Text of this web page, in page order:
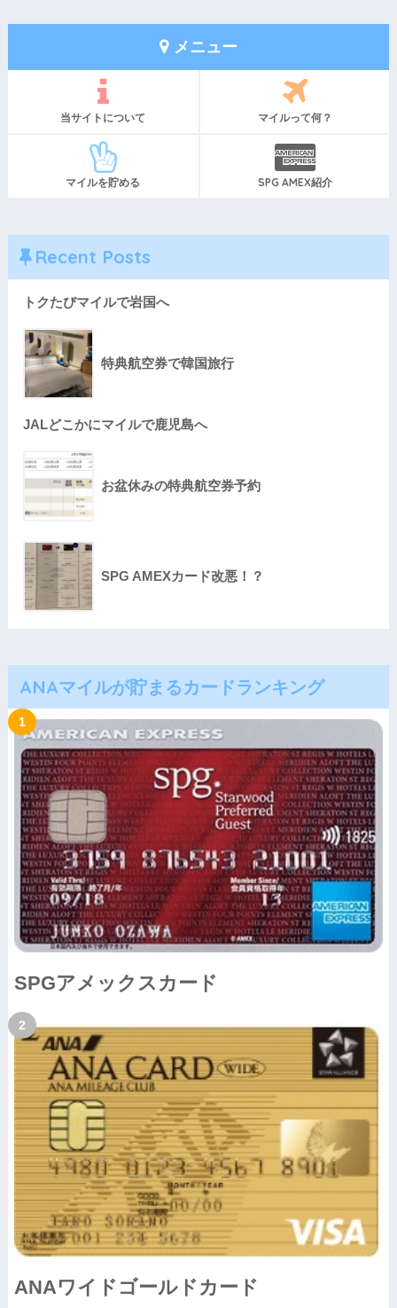
メニュー
当サイトについて マイルって何？
マイルを貯める SPG AMEX紹介
Recent Posts
トクたびマイルで岩国へ
特典航空券で韓国旅行
JALどこかにマイルで鹿児島へ
お盆休みの特典航空券予約
SPG AMEXカード改悪！？
ANAマイルが貯まるカードランキング
SPGアメックスカード
ANAワイドゴールドカード